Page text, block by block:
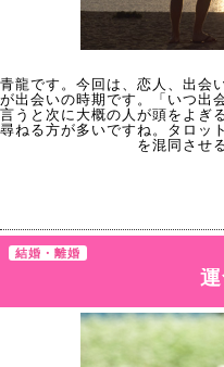
青龍です。今回は、恋人、出会
が出会いの時期です。「いつ出
言うと次に大概の人が頭をよぎ
尋ねる方が多いですね。タロッ
を混同させ
結婚・離婚